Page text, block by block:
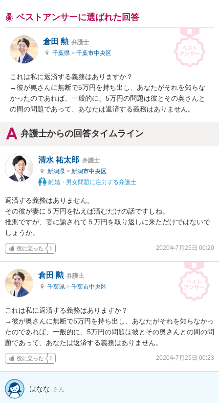
ベストアンサーに選ばれた回答
倉田 勲 弁護士
千葉県 > 千葉市中央区
これは私に返済する義務はありますか？
→彼が奥さんに無断で5万円を持ち出し、あなたがそれを知らな
かったのであれば、一般的に、5万円の問題は彼とその奥さんと
の間の問題であって、あなたは返済する義務はありません。
弁護士からの回答タイムライン
清水 祐太郎 弁護士
新潟県 > 新潟市中央区
離婚・男女問題に注力する弁護士
返済する義務はありません。
その彼が妻に５万円を払えば済むだけの話ですしね。
推測ですが、妻に諭されて５万円を取り返しに来ただけではないで
しょうか。
役に立った 1 2020年7月25日 00:20
倉田 勲 弁護士
千葉県 > 千葉市中央区
これは私に返済する義務はありますか？
→彼が奥さんに無断で5万円を持ち出し、あなたがそれを知らなかっ
たのであれば、一般的に、5万円の問題は彼とその奥さんとの間の問
題であって、あなたは返済する義務はありません。
役に立った 1 2020年7月25日 00:23
はなな さん